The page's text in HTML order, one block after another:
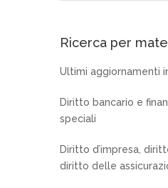
Ricerca per
Ultimi aggiornamenti
Diritto bancario e
speciali
Diritto d’impresa,
diritto delle